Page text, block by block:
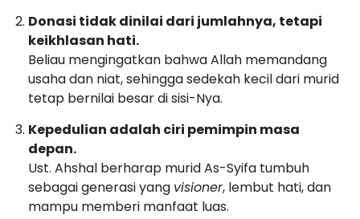
Donasi tidak dinilai dari jumlahnya, tetapi
keikhlasan hati.
Beliau mengingatkan bahwa Allah memandang
usaha dan niat, sehingga sedekah kecil dari murid
tetap bernilai besar di sisi-Nya.
Kepedulian adalah ciri pemimpin masa
depan.
Ust. Ahshal berharap murid As-Syifa tumbuh
sebagai generasi yang visioner, lembut hati, dan
mampu memberi manfaat luas.